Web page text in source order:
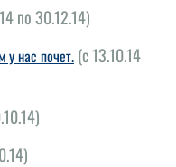
по 30.12.14)
у нас почет. (с 13.10.14